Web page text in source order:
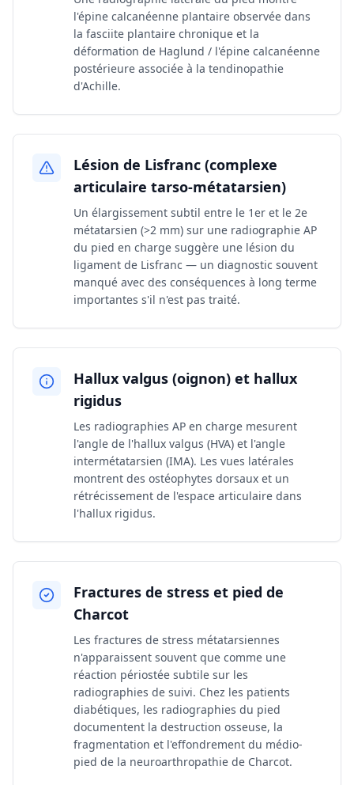
l'épine calcanéenne plantaire observée dans
la fasciite plantaire chronique et la
déformation de Haglund / l'épine calcanéenne
postérieure associée à la tendinopathie
d'Achille.
Lésion de Lisfranc (complexe
articulaire tarso-métatarsien)
Un élargissement subtil entre le 1er et le 2e
métatarsien (>2 mm) sur une radiographie AP
du pied en charge suggère une lésion du
ligament de Lisfranc — un diagnostic souvent
manqué avec des conséquences à long terme
importantes s'il n'est pas traité.
Hallux valgus (oignon) et hallux
rigidus
Les radiographies AP en charge mesurent
l'angle de l'hallux valgus (HVA) et l'angle
intermétatarsien (IMA). Les vues latérales
montrent des ostéophytes dorsaux et un
rétrécissement de l'espace articulaire dans
l'hallux rigidus.
Fractures de stress et pied de
Charcot
Les fractures de stress métatarsiennes
n'apparaissent souvent que comme une
réaction périostée subtile sur les
radiographies de suivi. Chez les patients
diabétiques, les radiographies du pied
documentent la destruction osseuse, la
fragmentation et l'effondrement du médio-
pied de la neuroarthropathie de Charcot.